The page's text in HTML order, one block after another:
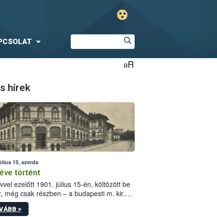
hírek
15, szerda
történt
ezelőtt 1901. július 15-én, költözött be
még csak részben – a budapesti m. kir.
állomás a Kis Rókus utca
alatti, Czigler Győző által tervezett új
>